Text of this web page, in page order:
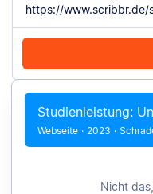
Webseite · 2023 ·
Nicht